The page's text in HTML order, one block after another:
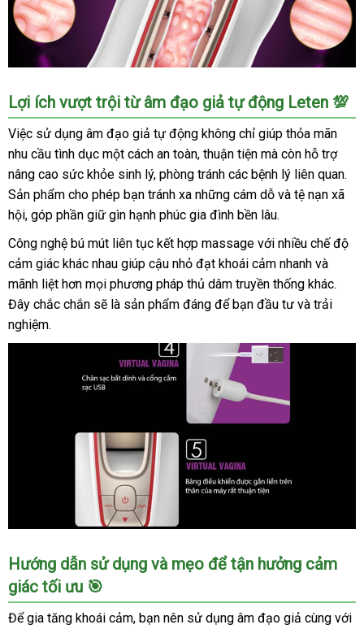
Âm
Đạo
Giả
Tự
Động
Lenten-
Vaginar
SHP953
Hàng
Chính
Hãng
Lợi ích vượt trội từ âm đạo giả tự động Leten 💯
Việc sử dụng âm đạo giả tự động không chỉ giúp thỏa mãn
nhu cầu tình dục một cách an toàn, thuận tiện mà còn hỗ trợ
nâng cao sức khỏe sinh lý, phòng tránh các bệnh lý liên quan.
Sản phẩm cho phép bạn tránh xa những cám dỗ và tệ nạn xã
hội, góp phần giữ gìn hạnh phúc gia đình bền lâu.
Công nghệ bú mút liên tục kết hợp massage với nhiều chế độ
cảm giác khác nhau giúp cậu nhỏ đạt khoái cảm nhanh và
mãnh liệt hơn mọi phương pháp thủ dâm truyền thống khác.
Đây chắc chắn sẽ là sản phẩm đáng để bạn đầu tư và trải
nghiệm.
Đạo
Giả
Tự
Động
Hướng dẫn sử dụng và mẹo để tận hưởng cảm
giác tối ưu 🎯
Để gia tăng khoái cảm, bạn nên sử dụng âm đạo giả cùng với